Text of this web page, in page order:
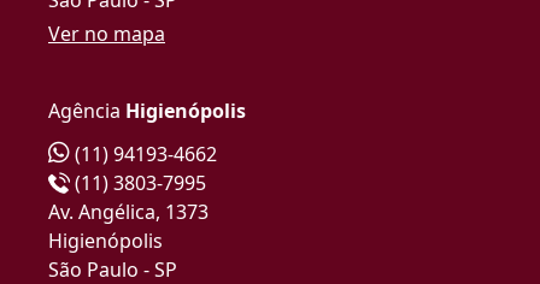
Ver no mapa
Agência Higienópolis
(11) 94193-4662
(11) 3803-7995
Av. Angélica, 1373
Higienópolis
São Paulo - SP